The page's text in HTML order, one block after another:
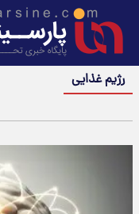
رژیم غذایی